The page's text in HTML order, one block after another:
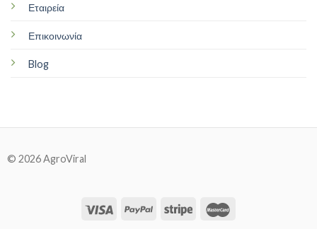
Εταιρεία
Επικοινωνία
Blog
© 2026 AgroViral